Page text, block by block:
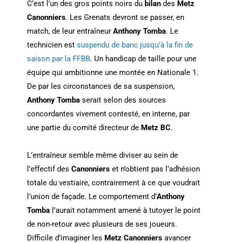
C’est l’un des gros points noirs du bilan des Metz
Canonniers. Les Grenats devront se passer, en
match, de leur entraîneur Anthony Tomba. Le
technicien est suspendu de banc jusqu’à la fin de
saison par la FFBB. Un handicap de taille pour une
équipe qui ambitionne une montée en Nationale 1.
De par les circonstances de sa suspension,
Anthony Tombaserait selon des sources
concordantes vivement contesté, en interne, par
une partie du comité directeur de Metz BC.
L’entraîneur semble même diviser au sein de
l’effectif des Canonnierset n’obtient pas l’adhésion
totale du vestiaire, contrairement à ce que voudrait
l’union de façade. Le comportement d’Anthony
Tombal’aurait notamment amené à tutoyer le point
de non-retour avec plusieurs de ses joueurs.
Difficile d’imaginer les Metz Canonniersavancer